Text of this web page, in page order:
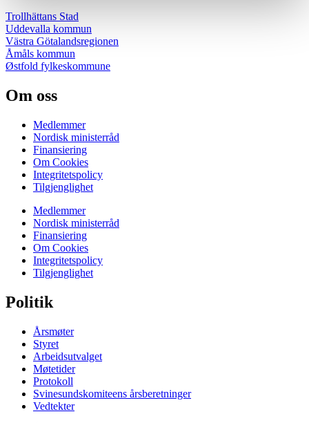
Trollhättans Stad
Uddevalla kommun
Västra Götalandsregionen
Åmåls kommun
Østfold fylkeskommune
Om oss
Medlemmer
Nordisk ministerråd
Finansiering
Om Cookies
Integritetspolicy
Tilgjenglighet
Medlemmer
Nordisk ministerråd
Finansiering
Om Cookies
Integritetspolicy
Tilgjenglighet
Politik
Årsmøter
Styret
Arbeidsutvalget
Møtetider
Protokoll
Svinesundskomiteens årsberetninger
Vedtekter